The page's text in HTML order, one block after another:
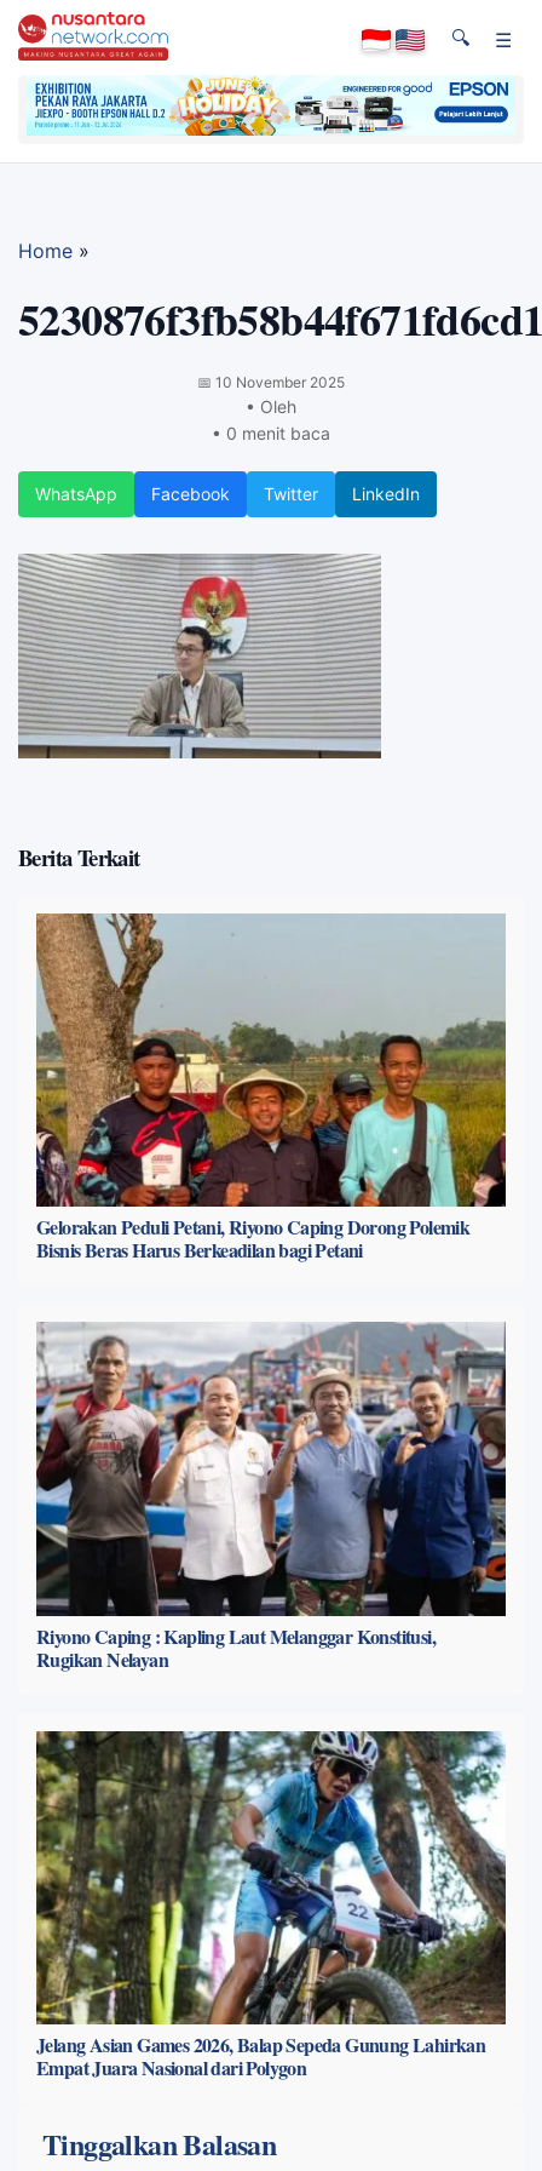
🔍 ☰
Home »
📅 10 November 2025
• Oleh
• 0 menit baca
WhatsApp Facebook Twitter LinkedIn
Berita Terkait
Gelorakan Peduli Petani, Riyono Caping Dorong Polemik
Bisnis Beras Harus Berkeadilan bagi Petani
Riyono Caping : Kapling Laut Melanggar Konstitusi,
Rugikan Nelayan
Jelang Asian Games 2026, Balap Sepeda Gunung Lahirkan
Empat Juara Nasional dari Polygon
Tinggalkan Balasan